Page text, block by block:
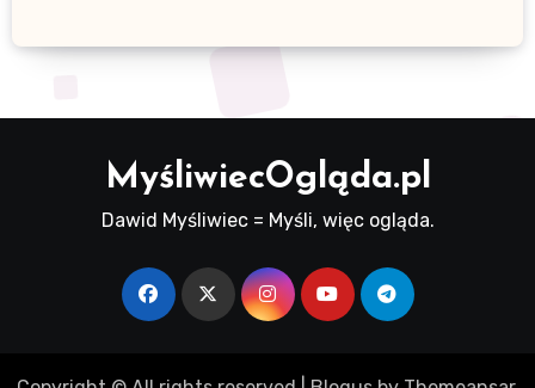
MyśliwiecOgląda.pl
Dawid Myśliwiec = Myśli, więc ogląda.